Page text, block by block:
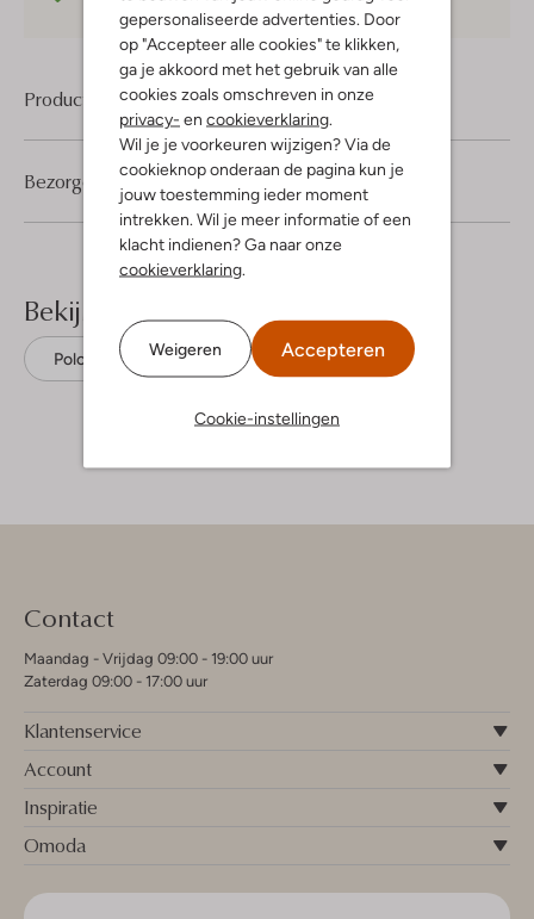
gepersonaliseerde advertenties. Door
op "Accepteer alle cookies" te klikken,
ga je akkoord met het gebruik van alle
cookies zoals omschreven in onze
privacy- en cookieverklaring.
Wil je je voorkeuren wijzigen? Via de
cookieknop onderaan de pagina kun je
jouw toestemming ieder moment
intrekken. Wil je meer informatie of een
klacht indienen? Ga naar onze
cookieverklaring.
Weigeren Accepteren
Cookie-instellingen
Product informatie
Bezorgen & retourneren
Bekijk meer
Polo's Hugo Katoen
Contact
Maandag - Vrijdag 09:00 - 19:00 uur
Zaterdag 09:00 - 17:00 uur
Klantenservice
Account
Inspiratie
Omoda